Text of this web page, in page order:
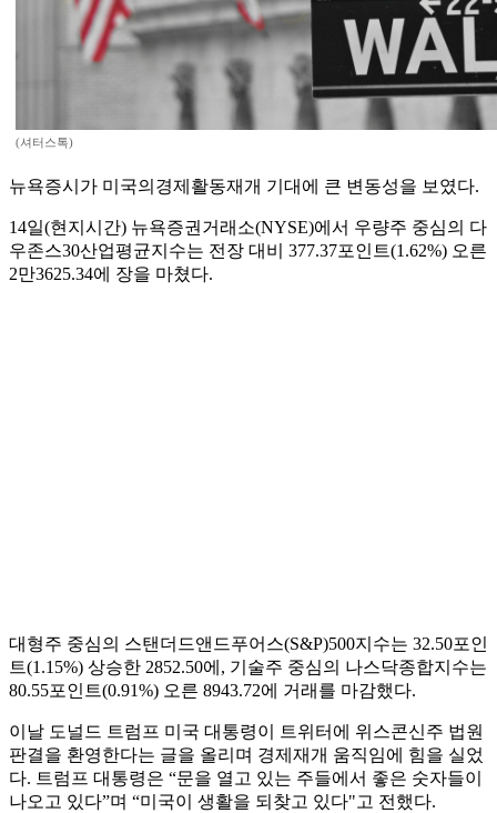
(셔터스톡)
뉴욕증시가 미국의경제활동재개 기대에 큰 변동성을 보였다.
14일(현지시간) 뉴욕증권거래소(NYSE)에서 우량주 중심의 다
우존스30산업평균지수는 전장 대비 377.37포인트(1.62%) 오른
2만3625.34에 장을 마쳤다.
대형주 중심의 스탠더드앤드푸어스(S&P)500지수는 32.50포인
트(1.15%) 상승한 2852.50에, 기술주 중심의 나스닥종합지수는
80.55포인트(0.91%) 오른 8943.72에 거래를 마감했다.
이날 도널드 트럼프 미국 대통령이 트위터에 위스콘신주 법원
판결을 환영한다는 글을 올리며 경제재개 움직임에 힘을 실었
다. 트럼프 대통령은 “문을 열고 있는 주들에서 좋은 숫자들이
나오고 있다”며 “미국이 생활을 되찾고 있다"고 전했다.